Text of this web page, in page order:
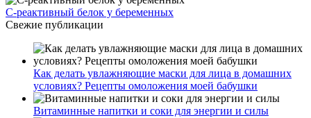
С-реактивный белок у беременных
Свежие публикации
Как делать увлажняющие маски для лица в домашних
условиях? Рецепты омоложения моей бабушки
Витаминные напитки и соки для энергии и силы